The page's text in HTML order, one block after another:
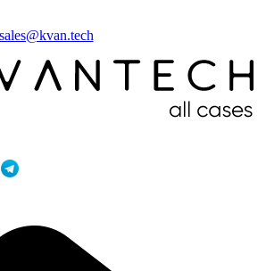
sales@kvan.tech